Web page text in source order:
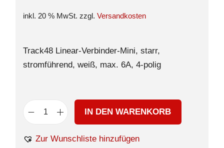
inkl. 20 % MwSt. zzgl. Versandkosten
Track48 Linear-Verbinder-Mini, starr,
stromführend, weiß, max. 6A, 4-polig
IN DEN WARENKORB
Zur Wunschliste hinzufügen